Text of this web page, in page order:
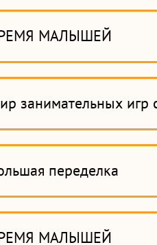
МАЛЫШЕЙ
занимательных игр
переделка
МАЛЫШЕЙ